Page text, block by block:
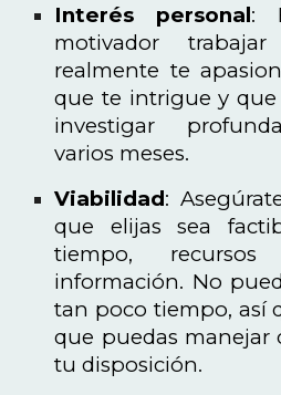
Interés personal:
motivador
realmente te
que te intrigue y que
investigar
varios meses.
Viabilidad:
que elijas sea
tiempo,
información. No
tan poco tiempo, así
que puedas manejar
tu disposición.